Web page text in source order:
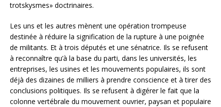
trotskysmes» doctrinaires.
Les uns et les autres mènent une opération trompeuse
destinée à réduire la signification de la rupture à une poignée
de militants. Et à trois députés et une sénatrice. Ils se refusent
à reconnaître qu’à la base du parti, dans les universités, les
entreprises, les usines et les mouvements populaires, ils sont
déjà des dizaines de milliers à prendre conscience et à tirer des
conclusions politiques. Ils se refusent à digérer le fait que la
colonne vertébrale du mouvement ouvrier, paysan et populaire